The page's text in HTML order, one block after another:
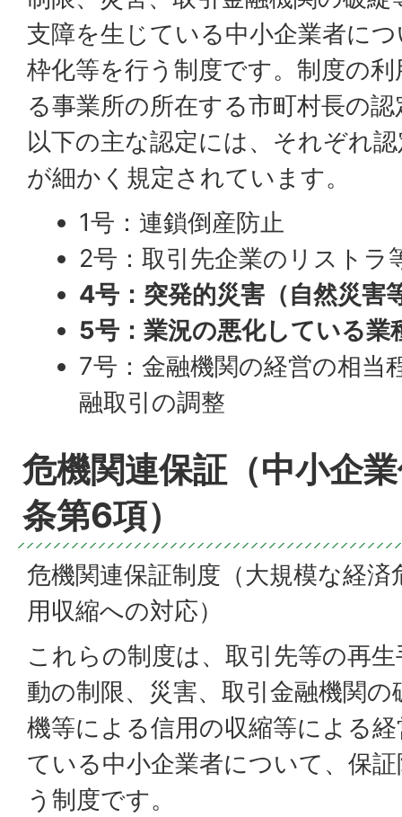
支障を生じている中小企業者に
枠化等を行う制度です。制度の
る事業所の所在する市町村長の
以下の主な認定には、それぞれ
が細かく規定されています。
1号：連鎖倒産防止
2号：取引先企業のリストラ
4号：突発的災害（自然災害
5号：業況の悪化している業
7号：金融機関の経営の相当
融取引の調整
危機関連保証（中小企
条第6項）
危機関連保証制度（大規模な経
用収縮への対応）
これらの制度は、取引先等の再
動の制限、災害、取引金融機関
機等による信用の収縮等による
ている中小企業者について、保
う制度です。